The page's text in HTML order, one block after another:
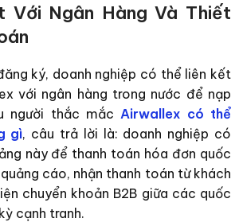
Với Ngân Hàng Và Thiết
ký, doanh nghiệp có thể liên kết
với ngân hàng trong nước để nạp
người thắc mắc Airwallex có thể
gì, câu trả lời là: doanh nghiệp có
này để thanh toán hóa đơn quốc
cáo, nhận thanh toán từ khách
chuyển khoản B2B giữa các quốc
cạnh tranh.